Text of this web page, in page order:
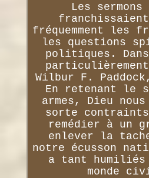
Les
franchissaient
fréquemment les
les questions
politiques.
particulièrement
Wilbur F.
En retenant le
armes, Dieu
sorte
remédier à un
enlever la
notre écusson
a tant humiliés
monde